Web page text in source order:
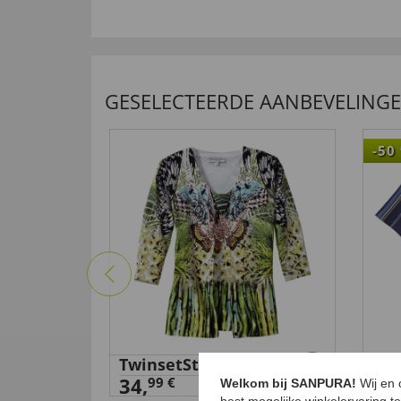
GESELECTEERDE
TwinsetStrick,Jungle,Grün,L
34,99 €
-50
29,
Welkom bij SANPURA! Wij en